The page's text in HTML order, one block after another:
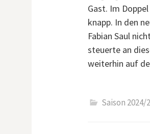
Gast. Im
knapp. In den
Fabian Saul
steuerte an
weiterhin auf
Saison 2024/